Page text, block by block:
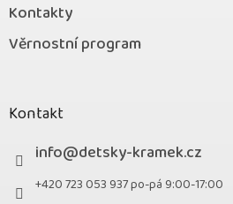
Kontakty
Věrnostní program
Kontakt
info@detsky-kramek.cz
+420 723 053 937 po-pá 9:00-17:00